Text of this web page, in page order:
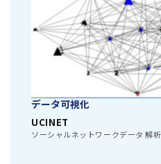
データ可視化
UCINET
ソーシャルネットワークデータ 解